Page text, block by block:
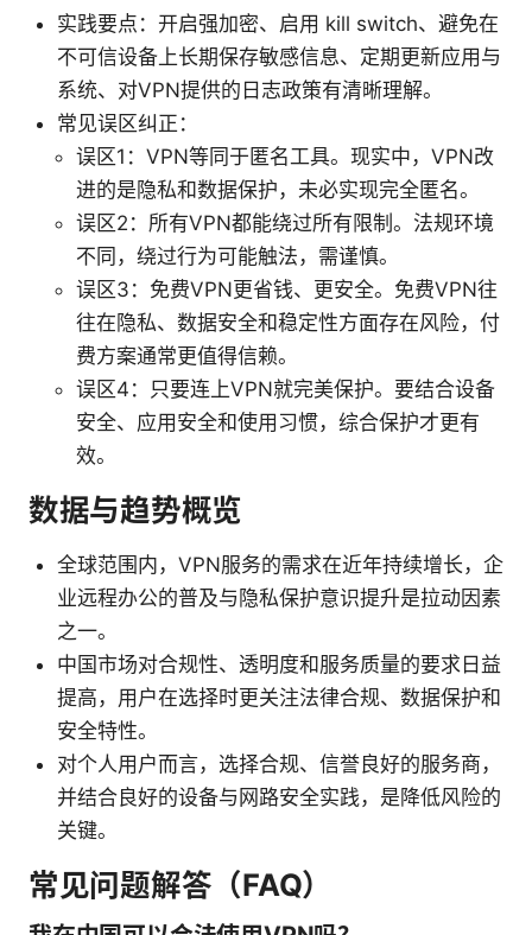
实践要点：开启强加密、启用 kill switch、避免在
不可信设备上长期保存敏感信息、定期更新应用与
系统、对VPN提供的日志政策有清晰理解。
常见误区纠正：
误区1：VPN等同于匿名工具。现实中，VPN改
进的是隐私和数据保护，未必实现完全匿名。
误区2：所有VPN都能绕过所有限制。法规环境
不同，绕过行为可能触法，需谨慎。
误区3：免费VPN更省钱、更安全。免费VPN往
往在隐私、数据安全和稳定性方面存在风险，付
费方案通常更值得信赖。
误区4：只要连上VPN就完美保护。要结合设备
安全、应用安全和使用习惯，综合保护才更有
效。
数据与趋势概览
全球范围内，VPN服务的需求在近年持续增长，企
业远程办公的普及与隐私保护意识提升是拉动因素
之一。
中国市场对合规性、透明度和服务质量的要求日益
提高，用户在选择时更关注法律合规、数据保护和
安全特性。
对个人用户而言，选择合规、信誉良好的服务商，
并结合良好的设备与网路安全实践，是降低风险的
关键。
常见问题解答（FAQ）